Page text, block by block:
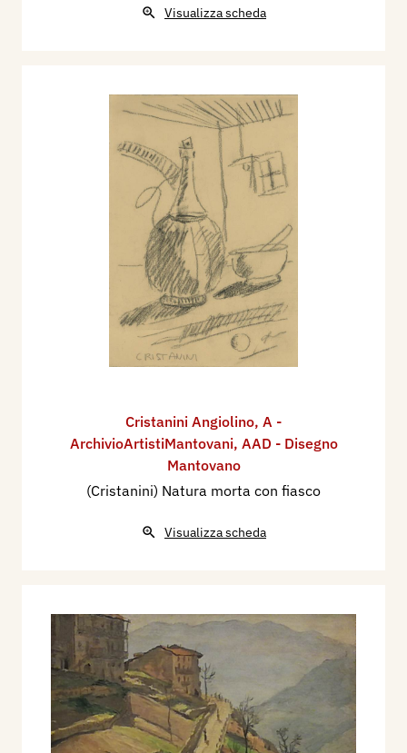
Visualizza scheda
Cristanini Angiolino, A -
ArchivioArtistiMantovani, AAD - Disegno
Mantovano
(Cristanini) Natura morta con fiasco
Visualizza scheda